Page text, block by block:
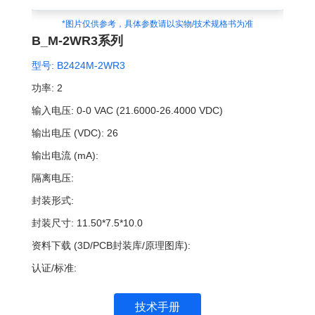
*图片仅供参考，具体参数请以实物/技术规格书为准
B_M-2WR3系列
型号: B2424M-2WR3
功率: 2
输入电压: 0-0 VAC (21.6000-26.4000 VDC)
输出电压 (VDC): 26
输出电流 (mA):
隔离电压:
封装形式:
封装尺寸: 11.50*7.5*10.0
资料下载 (3D/PCB封装库/原理图库):
认证/标准:
技术手册